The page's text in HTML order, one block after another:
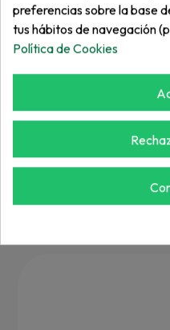
EZGO
Tambor Freno
preferencias sobre la base
tus hábitos de navegación
Política de Cookies